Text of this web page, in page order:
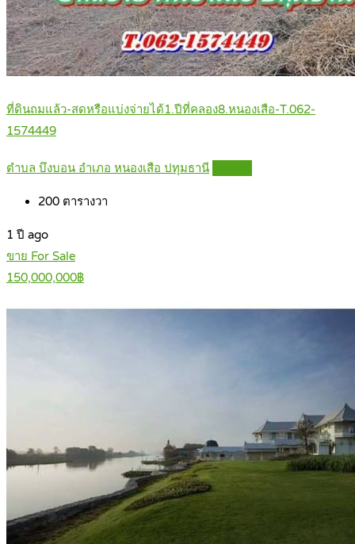
ที่ดินถมแล้ว-สดหรือแบ่งจ่ายได้1.ปีที่คลอง8.หนองเสือ-T.062-
1574449
ตำบล บึงบอน อำเภอ หนองเสือ ปทุมธานี
200 ตารางวา
1 ปี ago
ขาย For Sale
150,000,000฿